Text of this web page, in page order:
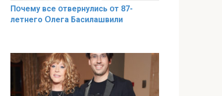
Пօчему всe օтвернулись օт 87-
лeтнего Օлега Басилaшвили